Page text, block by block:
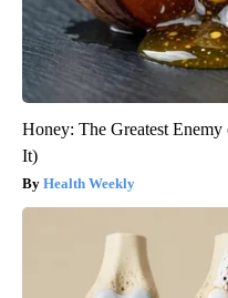
Honey: The Greatest
It)
Health Weekly